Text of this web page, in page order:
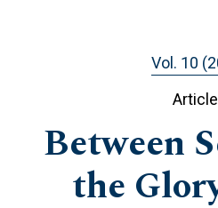
Vol. 10
Between
the